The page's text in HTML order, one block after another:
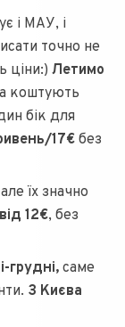
і МАУ, і
точно не
ціни:) Летимо
коштують
бік для
17€ без
їх значно
від 12€, без
грудні,саме
З Києва